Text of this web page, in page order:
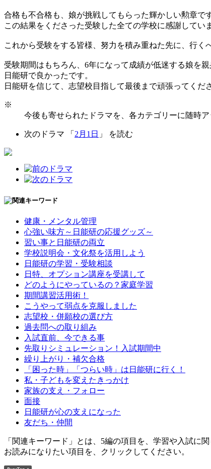
合格も不合格も、娘が挑戦してもらった輝かしい勲章です
この結果をくださった受験した全ての学校に感謝してい
これから受験をする皆様、努力を積み重ねた先に、行く
受験期間はもちろん、6年になって成績が低迷する娘を
日能研で良かったです。
日能研を信じて、志望校目指して最後まで頑張ってくだ
※
今後も寄せられたドラマを、各カテゴリーに随時ア
次のドラマ 「 2月1日 」 を読む
健康・メンタル管理
心強い味方～日能研の応援グッズ～
習い事と日能研の両立
学校説明会・文化祭を活用しよう
日能研の学習・受験相談
日特、オプション講座を受講して
どのようにやっているの？家庭学習
期間講習活用術！
こうやって弱点を克服しました
志望校・併願校の選び方
過去問への取り組み
入試直前、今できる事
先取りシミュレーション！入試期間中
繰り上がり・補欠合格
「困った時」「つらい時」は日能研に行く！
私・子どもを変えたきっかけ
家族の支え・フォロー
面接
日能研が心の支えになった
友だち・仲間
「関連キーワード」とは、5編の項目を、学習や入試に
お読みになりたい項目を、クリックしてください。